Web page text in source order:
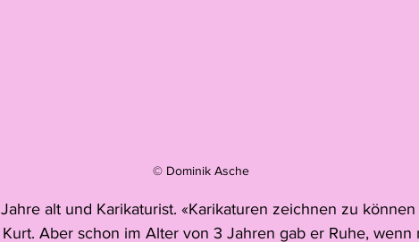
© Dominik Asche
alt und Karikaturist. «Karikaturen zeichnen zu
Kurt. Aber schon im Alter von 3 Jahren gab er Ruhe,